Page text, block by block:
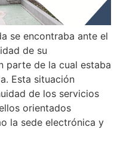
se encontraba ante el
de su
parte de la cual estaba
Esta situación
de los servicios
orientados
la sede electrónica y